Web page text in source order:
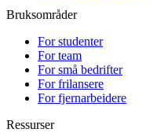
Bruksområder
For studenter
For team
For små bedrifter
For frilansere
For fjernarbeidere
Ressurser